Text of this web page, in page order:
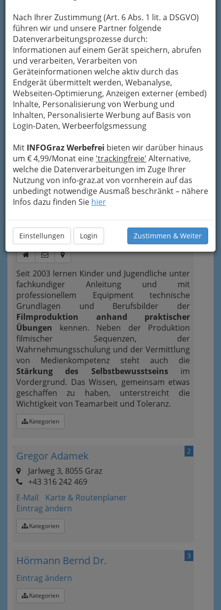
Nach Ihrer Zustimmung (Art. 6 Abs. 1 lit. a DSGVO)
führen wir und unsere Partner folgende
Datenverarbeitungsprozesse durch:
Informationen auf einem Gerät speichern, abrufen
und verarbeiten, Verarbeiten von
Geräteinformationen welche aktiv durch das
Endgerät übermittelt werden, Webanalyse,
Webseiten-Optimierung, Anzeigen externer (embed)
Inhalte, Personalisierung von Werbung und
Inhalten, Personalisierte Werbung auf Basis von
Login-Daten, Werbeerfolgsmessung
Mit INFOGraz Werbefrei bieten wir darüber hinaus
um € 4,99/Monat eine 'trackingfreie' Alternative,
welche die Datenverarbeitungen im Zuge Ihrer
Nutzung von info-graz.at von vornherein auf das
unbedingt notwendige Ausmaß beschränkt – nähere
Infos dazu finden Sie hier
Einstellungen Login Zustimmen & Weiter
bewilligungspflichtiges
Gewerbe. Ein
Dienstvertrag, der mit
dieser
Gewerbeberechtigung
vermittelt werden darf, liegt immer dann vor,
wenn der Künstler unselbständig tätig ist, d.h.,
beim jeweiligen Auftraggeber in den Betrieb
eingegliedert arbeitet, dort sozialversichert wird
(kranken-, pensions-, unfall-,
arbeitslosenversichert), wenn der Dienstgeber
Bezirksauswahl
Alle Bezirke
Kulturverein TAG theateragenda
Maiffredygasse 11, 8010 Graz
+43 316 319 966
Seit 2003 lernen Kinder und Jugendliche unter
fachkundiger Anleitung und mit
professionellem Equipment technische
Grundlagen und Berufsbilder der
Filmproduktion anhand praktischer
Übungen kennen. Neben der Produktion
filmischer Sequenzen, der
Wahrnehmungsschulung und der Vermittlung
von Medienkompetenz steht auch die
Stärkung des Selbstbewusstseins im
Vordergrund. Das Wissen, gemeinsam etwas
geschaffen zu haben, unterstreicht die
Wichtigkeit von Teamarbeit und Toleranz.
Kategorien
2
Gregor Adamek
Jarlweg 3, 8055 Graz
+43 316 242 469
E-Mail
Karte & Routenplaner
Eintrag ändern
Kategorien
3
Hörmann Bernd Dr.
Eintrag ändern
Kategorien